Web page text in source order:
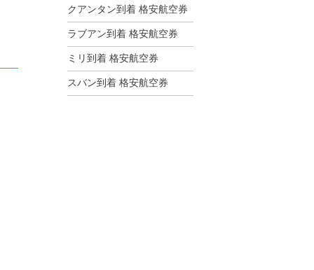
クアンタン到着 格安航空券
ラブアン到着 格安航空券
ミリ到着 格安航空券
スバン到着 格安航空券